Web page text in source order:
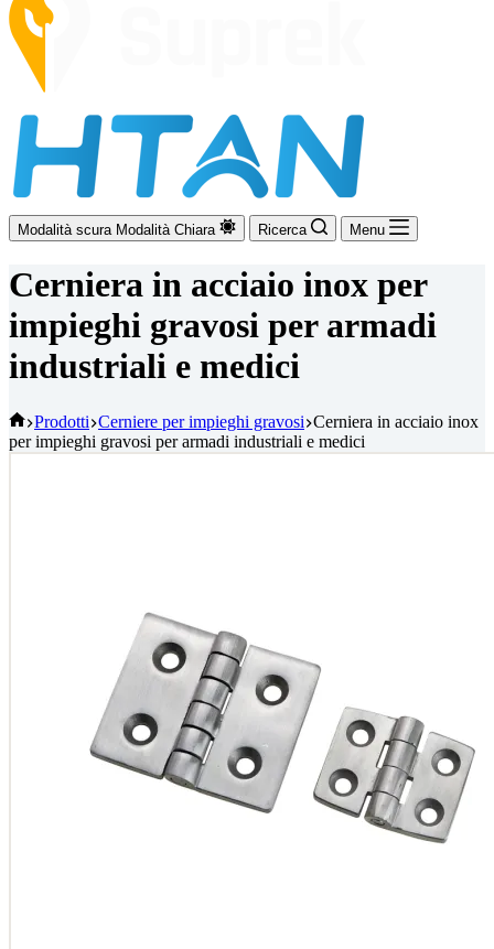
Modalità scura Modalità Chiara Ricerca Menu
Cerniera in acciaio inox per
impieghi gravosi per armadi
industriali e medici
Casa
Prodotti Cerniere per impieghi gravosi Cerniera in acciaio inox
per impieghi gravosi per armadi industriali e medici